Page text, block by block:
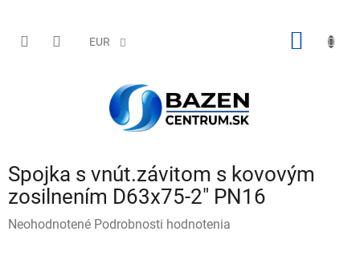
obsah
EUR
Spojka s vnút.závitom s kovovým
zosilnením D63x75-2" PN16
Priemerné
Neohodnotené Podrobnosti hodnotenia